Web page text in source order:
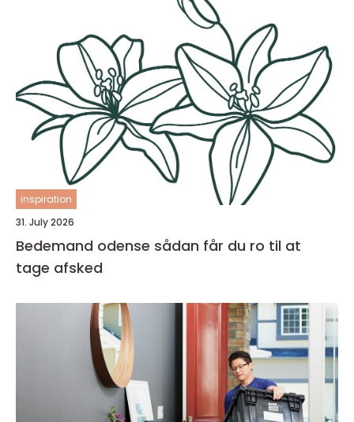
inspiration
31. July 2026
Bedemand odense sådan får du ro til at
tage afsked